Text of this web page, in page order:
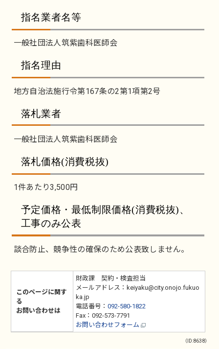
指名業者名等
一般社団法人筑紫歯科医師会
指名理由
地方自治法施行令第167条の2第1項第2号
落札業者
一般社団法人筑紫歯科医師会
落札価格(消費税抜)
1件あたり3,500円
予定価格・最低制限価格(消費税抜)、
工事のみ公表
談合防止、競争性の確保のため公表致しません。
このページに関す
る
お問い合わせは
財政課 契約・検査担当
メールアドレス：keiyaku@city.onojo.fukuo
ka.jp
電話番号： 092-580-1822
Fax：092-573-7791
お問い合わせフォーム
（ID:8638）